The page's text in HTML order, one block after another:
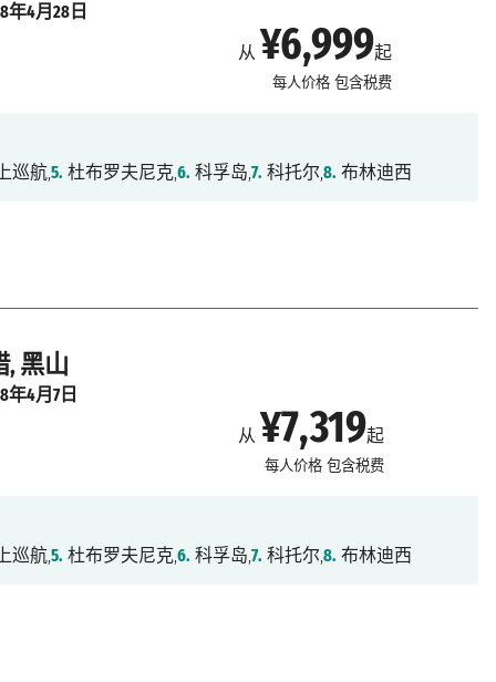
从 ¥6,999起
每人价格 包含税费
年4月28日
巡航,5. 杜布罗夫尼克,6. 科孚岛,7. 科托尔,8. 布林迪西
, 黑山
从 ¥7,319起
每人价格 包含税费
年4月7日
巡航,5. 杜布罗夫尼克,6. 科孚岛,7. 科托尔,8. 布林迪西